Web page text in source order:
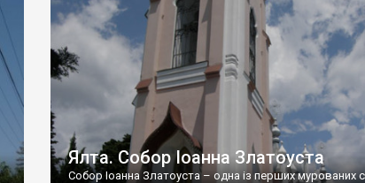
Ялта. Собор Іоанна Златоуста
Собор Іоанна Златоуста – одна із перших мурованих